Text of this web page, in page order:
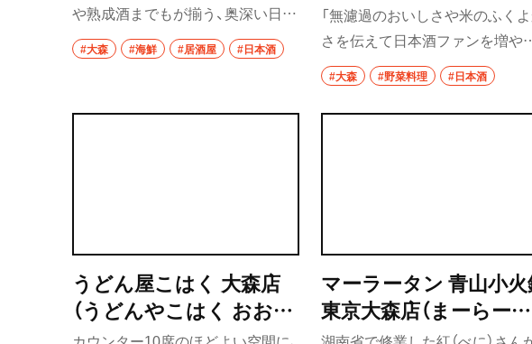
や熟成酒までもが揃う、奥深い日本
酒の世界が広がる一軒。イタリア
ンと和食の経験をもつ店主による
どノージャンルのつまみが酒をさ
#大森 #海鮮 #居酒屋 #日本酒
「無濾過のおいしさや米のふく
さを伝えて日本酒ファンを増や
たい」という店主・石橋正之さんの
思いから、フレッシュ系の日本酒
リーズナブルな価格で楽しめる
#大森 #野菜料理 #日本酒
うどん屋こはく 大森店
（うどんやこはく おおも
りてん）
マーラータン 青山小
東京大森店（まーらーた
ん あおやましょうひな